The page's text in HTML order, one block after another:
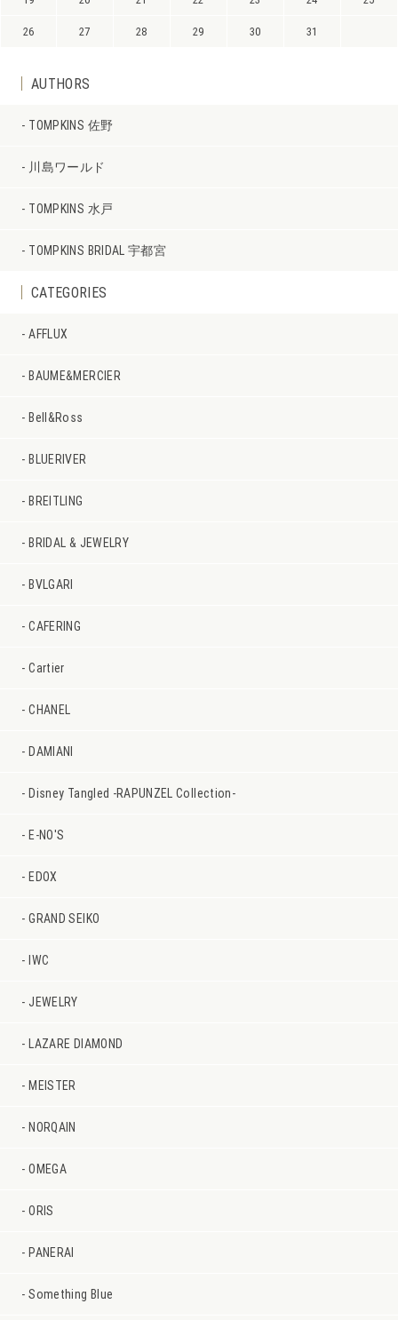
26 27 28 29 30 31
AUTHORS
TOMPKINS 佐野
川島ワールド
TOMPKINS 水戸
TOMPKINS BRIDAL 宇都宮
CATEGORIES
AFFLUX
BAUME&MERCIER
Bell&Ross
BLUERIVER
BREITLING
BRIDAL & JEWELRY
BVLGARI
CAFERING
Cartier
CHANEL
DAMIANI
Disney Tangled -RAPUNZEL Collection-
E-NO'S
EDOX
GRAND SEIKO
IWC
JEWELRY
LAZARE DIAMOND
MEISTER
NORQAIN
OMEGA
ORIS
PANERAI
Something Blue